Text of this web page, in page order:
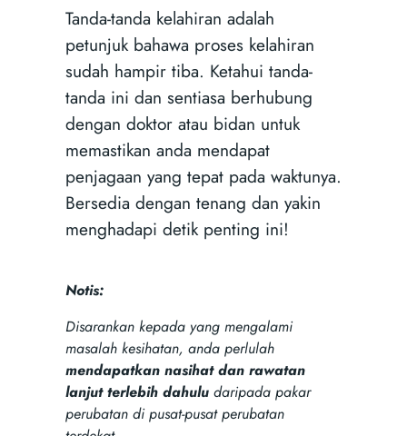
Tanda-tanda kelahiran adalah
petunjuk bahawa proses kelahiran
sudah hampir tiba. Ketahui tanda-
tanda ini dan sentiasa berhubung
dengan doktor atau bidan untuk
memastikan anda mendapat
penjagaan yang tepat pada waktunya.
Bersedia dengan tenang dan yakin
menghadapi detik penting ini!
Notis:
Disarankan kepada yang mengalami
masalah kesihatan, anda perlulah
mendapatkan nasihat dan rawatan
lanjut terlebih dahuludaripada pakar
perubatan di pusat-pusat perubatan